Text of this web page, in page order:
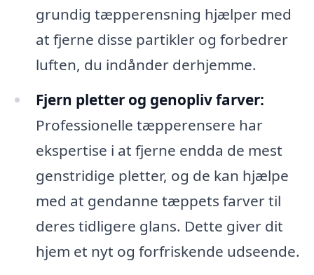
grundig tæpperensning hjælper med
at fjerne disse partikler og forbedrer
luften, du indånder derhjemme.
Fjern pletter og genopliv farver:
Professionelle tæpperensere har
ekspertise i at fjerne endda de mest
genstridige pletter, og de kan hjælpe
med at gendanne tæppets farver til
deres tidligere glans. Dette giver dit
hjem et nyt og forfriskende udseende.